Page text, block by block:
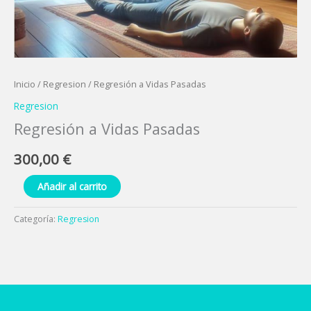
Inicio / Regresion / Regresión a Vidas Pasadas
Regresion
Regresión a Vidas Pasadas
300,00 €
Añadir al carrito
Categoría: Regresion